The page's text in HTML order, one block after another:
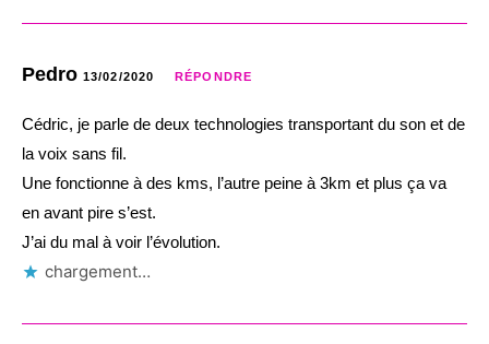
Pedro 13/02/2020 RÉPONDRE
Cédric, je parle de deux technologies transportant du son et de
la voix sans fil.
Une fonctionne à des kms, l’autre peine à 3km et plus ça va
en avant pire s’est.
J’ai du mal à voir l’évolution.
chargement…